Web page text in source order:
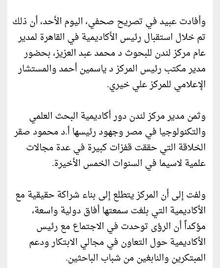
وأفادت عبيد في تصريح صحفي، اليوم الأحد، أن ذلك
تم خلال استقبال رئيس الأكاديمية في القاهرة لمدير
عام مركز لندن للبحوث د محمد عبد العزيز، بحضور
مدير مكتب رئيس المركز د ياسمين أحمد والمستشار
الإعلامي للمركز علي خيري.
وثمن مدير مركز لندن دور أكاديمية البحث العلمي
والتكنولوجيا في مصر وجهود رئيسها أ.د محمود صقر
الخلاقة التي حققت قفزات كبيرة في عدة مجالات
علمية لاسيما في السنوات الخمس الأخيرة.
ولفت إلى أن المركز يتطلع إلى بناء شراكة حقيقية مع
الأكاديمية التي بلغت سمعتها أفاق دولية واسعة،
مؤكداً أن الرؤى توحدت في الاجتماع مع رئيس
الأكاديمية حول التعاون في مجالي الابتكار ودعم
المبتكرين والنابغين من شباب الباحثين.